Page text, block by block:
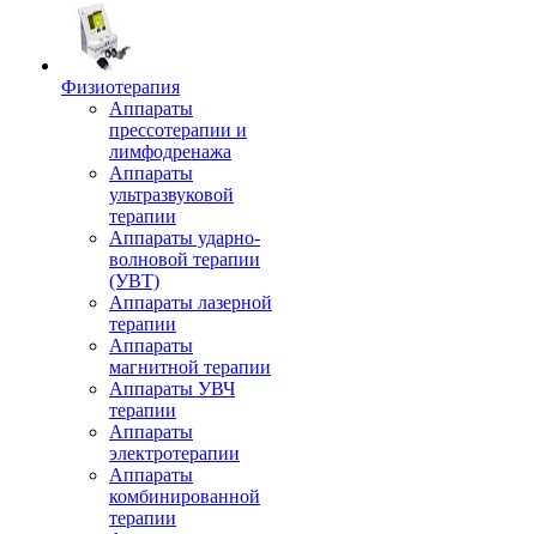
Физиотерапия
Аппараты
прессотерапии и
лимфодренажа
Аппараты
ультразвуковой
терапии
Аппараты ударно-
волновой терапии
(УВТ)
Аппараты лазерной
терапии
Аппараты
магнитной терапии
Аппараты УВЧ
терапии
Аппараты
электротерапии
Аппараты
комбинированной
терапии